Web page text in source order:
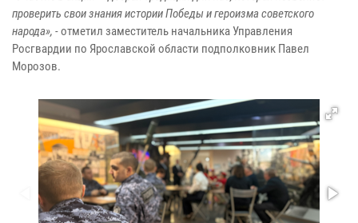
проверить свои знания истории Победы и героизма советского
народа», -отметил заместитель начальника Управления
Росгвардии по Ярославской области подполковник Павел
Морозов.